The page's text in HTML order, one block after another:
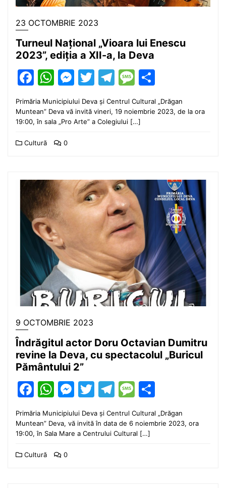
23 OCTOMBRIE 2023
Turneul Național „Vioara lui Enescu
2023”, ediția a XII-a, la Deva
Facebook
WhatsApp
Messenger
Twitter
Telegram
Message
Primăria Municipiului Deva și Centrul Cultural „Drăgan
Muntean” Deva vă invită vineri, 19 noiembrie 2023, de la ora
19:00, în sala „Pro Arte” a Colegiului […]
Cultură 0
9 OCTOMBRIE 2023
Îndrăgitul actor Doru Octavian Dumitru
revine la Deva, cu spectacolul „Buricul
Pământului 2”
Facebook
WhatsApp
Messenger
Twitter
Telegram
Message
Primăria Municipiului Deva și Centrul Cultural „Drăgan
Muntean” Deva, vă invită în data de 6 noiembrie 2023, ora
19:00, în Sala Mare a Centrului Cultural […]
Cultură 0